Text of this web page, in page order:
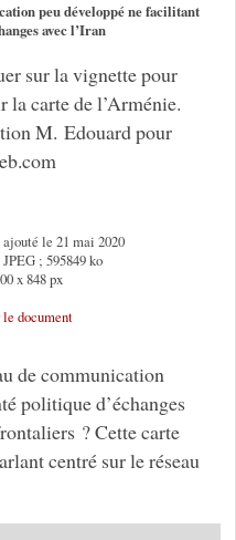
peu développé ne facilitant
avec l’Iran
sur la vignette pour
la carte de l’Arménie.
M. Edouard pour
le 21 mai 2020
; 595849 ko
x 848 px
document
de communication
politique d’échanges
? Cette carte
centré sur le réseau